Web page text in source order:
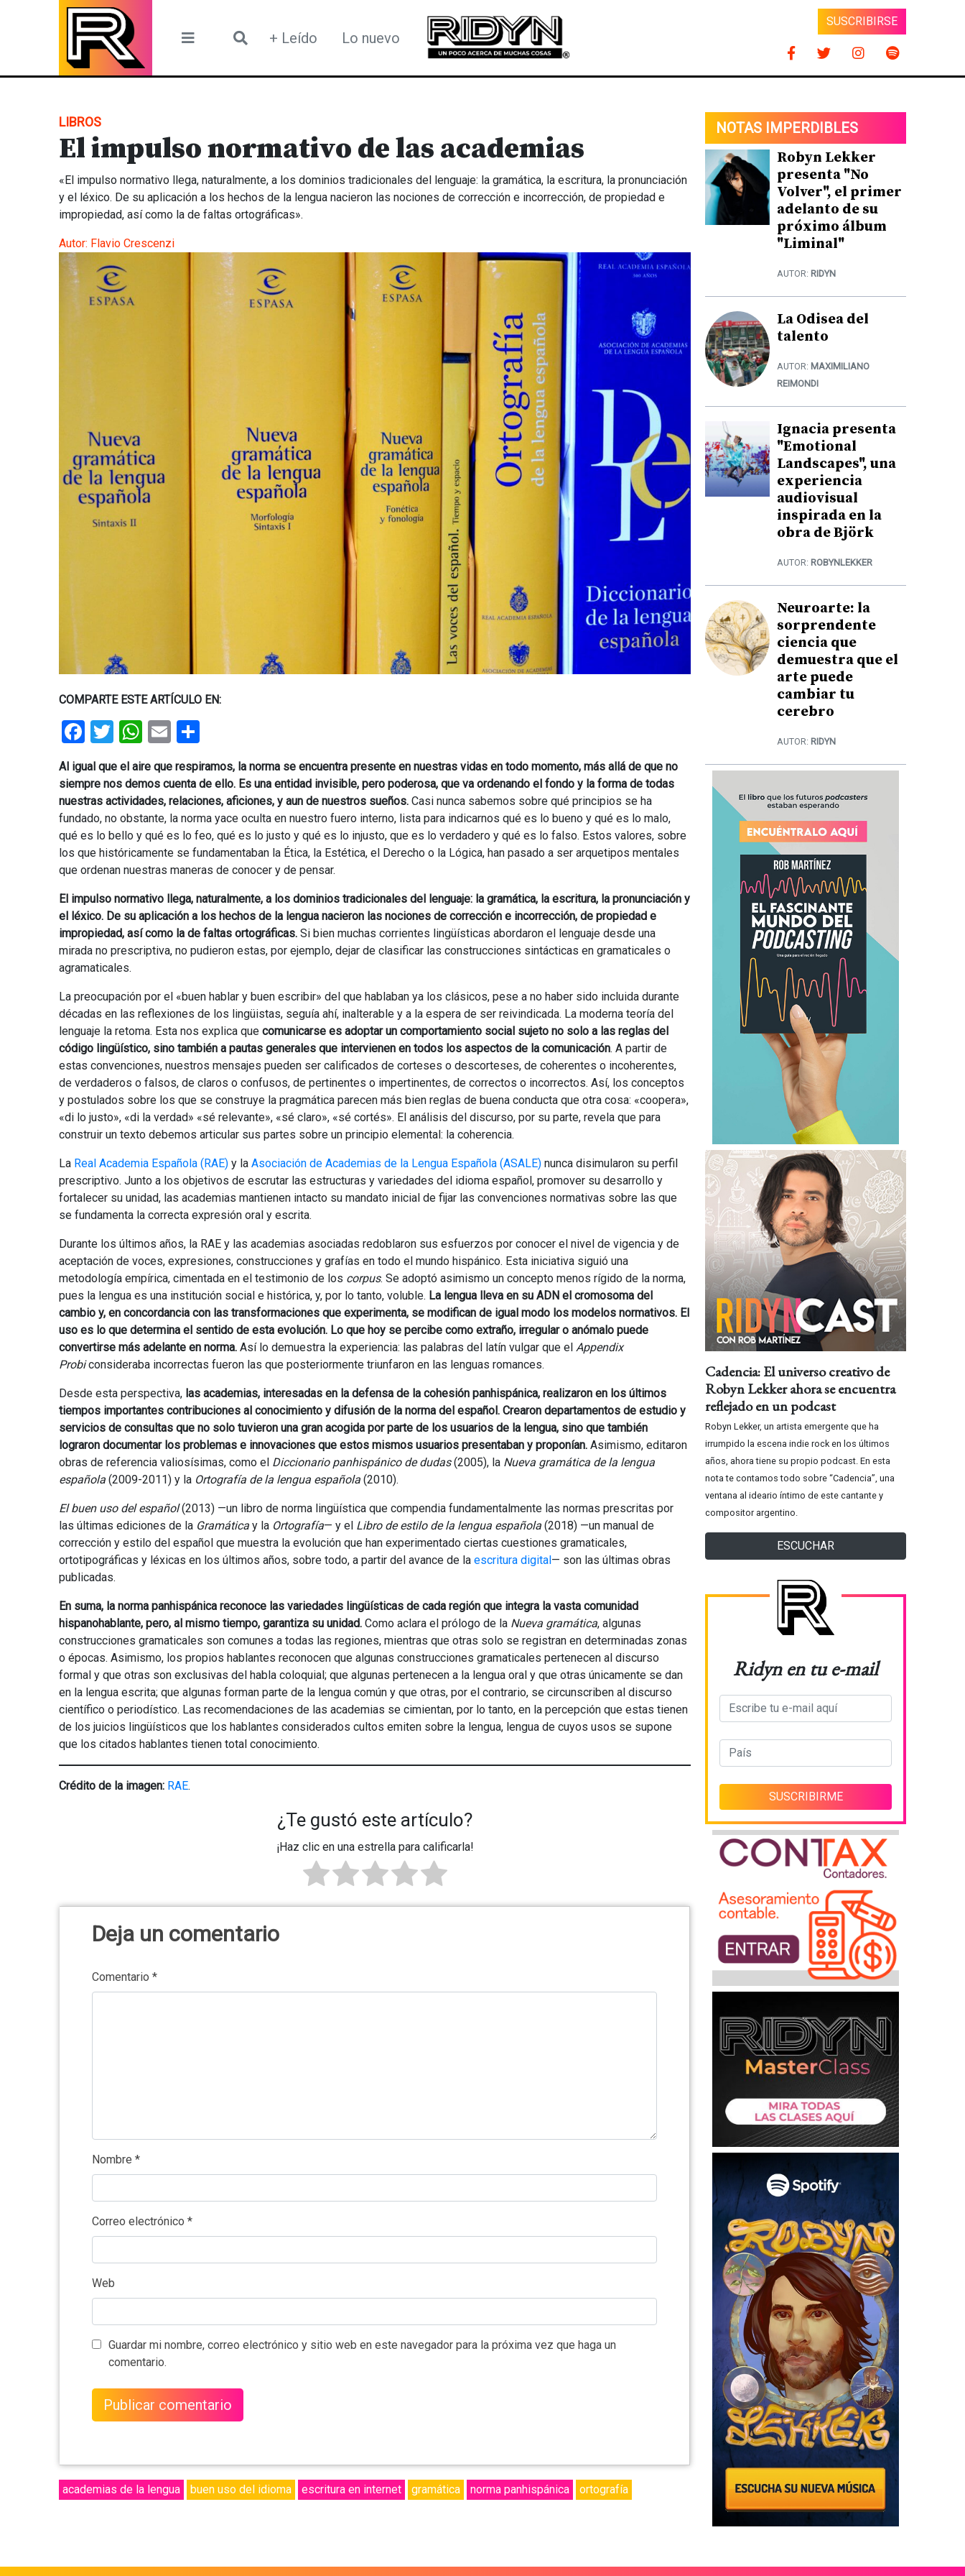
+ Leído Lo nuevo
SUSCRIBIRSE
LIBROS
El impulso normativo de las academias
«El impulso normativo llega, naturalmente, a los dominios tradicionales del lenguaje: la gramática, la escritura, la pronunciación
y el léxico. De su aplicación a los hechos de la lengua nacieron las nociones de corrección e incorrección, de propiedad e
impropiedad, así como la de faltas ortográficas».
Autor: Flavio Crescenzi
COMPARTE ESTE ARTÍCULO EN:
Facebook
Twitter
WhatsApp
Email
Al igual que el aire que respiramos, la norma se encuentra presente en nuestras vidas en todo momento, más allá de que no
siempre nos demos cuenta de ello. Es una entidad invisible, pero poderosa, que va ordenando el fondo y la forma de todas
nuestras actividades, relaciones, aficiones, y aun de nuestros sueños. Casi nunca sabemos sobre qué principios se ha
fundado, no obstante, la norma yace oculta en nuestro fuero interno, lista para indicarnos qué es lo bueno y qué es lo malo,
qué es lo bello y qué es lo feo, qué es lo justo y qué es lo injusto, que es lo verdadero y qué es lo falso. Estos valores, sobre
los que históricamente se fundamentaban la Ética, la Estética, el Derecho o la Lógica, han pasado a ser arquetipos mentales
que ordenan nuestras maneras de conocer y de pensar.
El impulso normativo llega, naturalmente, a los dominios tradicionales del lenguaje: la gramática, la escritura, la pronunciación y
el léxico. De su aplicación a los hechos de la lengua nacieron las nociones de corrección e incorrección, de propiedad e
impropiedad, así como la de faltas ortográficas. Si bien muchas corrientes lingüísticas abordaron el lenguaje desde una
mirada no prescriptiva, no pudieron estas, por ejemplo, dejar de clasificar las construcciones sintácticas en gramaticales o
agramaticales.
La preocupación por el «buen hablar y buen escribir» del que hablaban ya los clásicos, pese a no haber sido incluida durante
décadas en las reflexiones de los lingüistas, seguía ahí, inalterable y a la espera de ser reivindicada. La moderna teoría del
lenguaje la retoma. Esta nos explica que comunicarse es adoptar un comportamiento social sujeto no solo a las reglas del
código lingüístico, sino también a pautas generales que intervienen en todos los aspectos de la comunicación. A partir de
estas convenciones, nuestros mensajes pueden ser calificados de corteses o descorteses, de coherentes o incoherentes,
de verdaderos o falsos, de claros o confusos, de pertinentes o impertinentes, de correctos o incorrectos. Así, los conceptos
y postulados sobre los que se construye la pragmática parecen más bien reglas de buena conducta que otra cosa: «coopera»,
«di lo justo», «di la verdad» «sé relevante», «sé claro», «sé cortés». El análisis del discurso, por su parte, revela que para
construir un texto debemos articular sus partes sobre un principio elemental: la coherencia.
La Real Academia Española (RAE) y la Asociación de Academias de la Lengua Española (ASALE) nunca disimularon su perfil
prescriptivo. Junto a los objetivos de escrutar las estructuras y variedades del idioma español, promover su desarrollo y
fortalecer su unidad, las academias mantienen intacto su mandato inicial de fijar las convenciones normativas sobre las que
se fundamenta la correcta expresión oral y escrita.
Durante los últimos años, la RAE y las academias asociadas redoblaron sus esfuerzos por conocer el nivel de vigencia y de
aceptación de voces, expresiones, construcciones y grafías en todo el mundo hispánico. Esta iniciativa siguió una
metodología empírica, cimentada en el testimonio de los corpus. Se adoptó asimismo un concepto menos rígido de la norma,
pues la lengua es una institución social e histórica, y, por lo tanto, voluble. La lengua lleva en su ADN el cromosoma del
cambio y, en concordancia con las transformaciones que experimenta, se modifican de igual modo los modelos normativos. El
uso es lo que determina el sentido de esta evolución. Lo que hoy se percibe como extraño, irregular o anómalo puede
convertirse más adelante en norma. Así lo demuestra la experiencia: las palabras del latín vulgar que el Appendix
Probiconsideraba incorrectas fueron las que posteriormente triunfaron en las lenguas romances.
Desde esta perspectiva, las academias, interesadas en la defensa de la cohesión panhispánica, realizaron en los últimos
tiempos importantes contribuciones al conocimiento y difusión de la norma del español. Crearon departamentos de estudio y
servicios de consultas que no solo tuvieron una gran acogida por parte de los usuarios de la lengua, sino que también
lograron documentar los problemas e innovaciones que estos mismos usuarios presentaban y proponían. Asimismo, editaron
obras de referencia valiosísimas, como el Diccionario panhispánico de dudas(2005), la Nueva gramática de la lengua
española (2009-2011) y la Ortografía de la lengua española (2010).
El buen uso del español(2013) —un libro de norma lingüística que compendia fundamentalmente las normas prescritas por
las últimas ediciones de la Gramática y la Ortografía— y el Libro de estilo de la lengua española (2018) —un manual de
corrección y estilo del español que muestra la evolución que han experimentado ciertas cuestiones gramaticales,
ortotipográficas y léxicas en los últimos años, sobre todo, a partir del avance de la escritura digital— son las últimas obras
publicadas.
En suma, la norma panhispánica reconoce las variedades lingüísticas de cada región que integra la vasta comunidad
hispanohablante, pero, al mismo tiempo, garantiza su unidad. Como aclara el prólogo de la Nueva gramática, algunas
construcciones gramaticales son comunes a todas las regiones, mientras que otras solo se registran en determinadas zonas
o épocas. Asimismo, los propios hablantes reconocen que algunas construcciones gramaticales pertenecen al discurso
formal y que otras son exclusivas del habla coloquial; que algunas pertenecen a la lengua oral y que otras únicamente se dan
en la lengua escrita; que algunas forman parte de la lengua común y que otras, por el contrario, se circunscriben al discurso
científico o periodístico. Las recomendaciones de las academias se cimientan, por lo tanto, en la percepción que estas tienen
de los juicios lingüísticos que los hablantes considerados cultos emiten sobre la lengua, lengua de cuyos usos se supone
que los citados hablantes tienen total conocimiento.
Crédito de la imagen: RAE.
¿Te gustó este artículo?
¡Haz clic en una estrella para calificarla!
Deja un comentario
Comentario *
Nombre *
Correo electrónico *
Web
Guardar mi nombre, correo electrónico y sitio web en este navegador para la próxima vez que haga un
comentario.
academias de la lengua buen uso del idioma escritura en internet gramática norma panhispánica ortografía
NOTAS IMPERDIBLES
Robyn Lekker
presenta "No
Volver", el primer
adelanto de su
próximo álbum
"Liminal"
AUTOR: RIDYN
La Odisea del
talento
AUTOR: MAXIMILIANO
REIMONDI
Ignacia presenta
"Emotional
Landscapes", una
experiencia
audiovisual
inspirada en la
obra de Björk
AUTOR: ROBYNLEKKER
Neuroarte: la
sorprendente
ciencia que
demuestra que el
arte puede
cambiar tu
cerebro
AUTOR: RIDYN
Cadencia: El universo creativo de
Robyn Lekker ahora se encuentra
reflejado en un podcast
Robyn Lekker, un artista emergente que ha
irrumpido la escena indie rock en los últimos
años, ahora tiene su propio podcast. En esta
nota te contamos todo sobre “Cadencia”, una
ventana al ideario íntimo de este cantante y
compositor argentino.
ESCUCHAR
Ridyn en tu e-mail